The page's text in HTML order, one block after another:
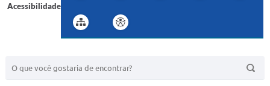
Acessibilidade